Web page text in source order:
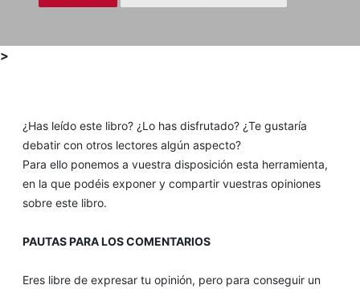
>
¿Has leído este libro? ¿Lo has disfrutado? ¿Te gustaría
debatir con otros lectores algún aspecto?
Para ello ponemos a vuestra disposición esta herramienta,
en la que podéis exponer y compartir vuestras opiniones
sobre este libro.
PAUTAS PARA LOS COMENTARIOS
Eres libre de expresar tu opinión, pero para conseguir un